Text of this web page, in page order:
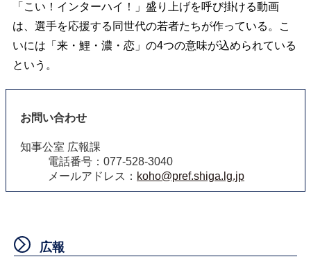
「こい！インターハイ！」盛り上げを呼び掛ける動画
は、選手を応援する同世代の若者たちが作っている。こ
いには「来・鯉・濃・恋」の4つの意味が込められている
という。
お問い合わせ
知事公室 広報課
電話番号：077-528-3040
メールアドレス： koho@pref.shiga.lg.jp
広報